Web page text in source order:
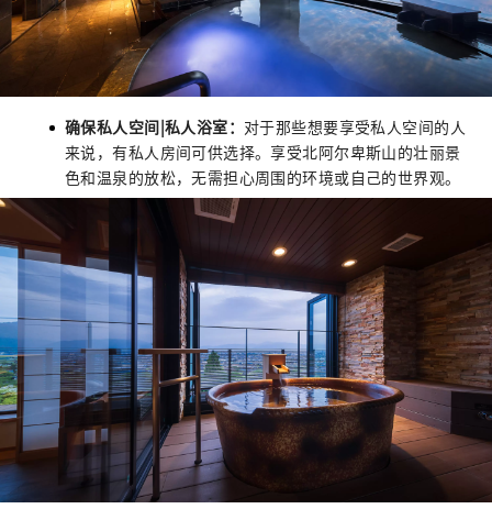
确保私人空间|私人浴室： 对于那些想要享受私人空间的人
来说，有私人房间可供选择。享受北阿尔卑斯山的壮丽景
色和温泉的放松，无需担心周围的环境或自己的世界观。